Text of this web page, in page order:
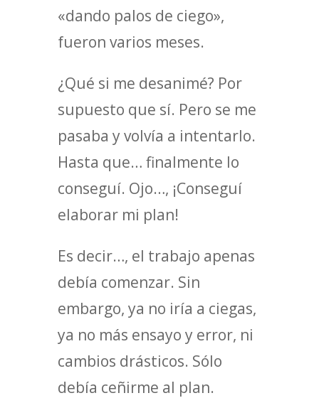
«dando palos de ciego»,
fueron varios meses.
¿Qué si me desanimé? Por
supuesto que sí. Pero se me
pasaba y volvía a intentarlo.
Hasta que… finalmente lo
conseguí. Ojo…, ¡Conseguí
elaborar mi plan!
Es decir…, el trabajo apenas
debía comenzar. Sin
embargo, ya no iría a ciegas,
ya no más ensayo y error, ni
cambios drásticos. Sólo
debía ceñirme al plan.